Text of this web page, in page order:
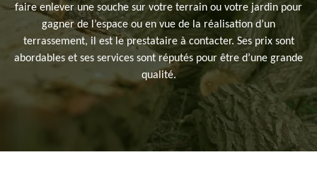
faire enlever une souche sur votre terrain ou votre jardin pour
gagner de l’espace ou en vue de la réalisation d’un
terrassement, il est le prestataire à contacter. Ses prix sont
abordables et ses services sont réputés pour être d’une grande
qualité.